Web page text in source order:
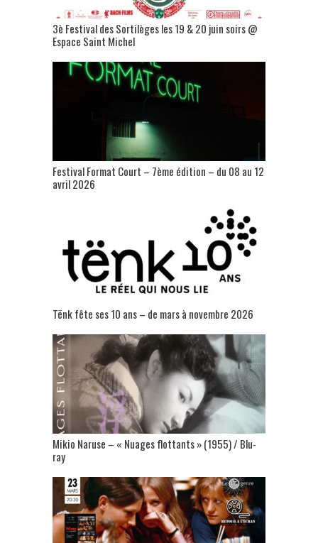
3è Festival des Sortilèges les 19 & 20 juin soirs @
Espace Saint Michel
Festival Format Court – 7ème édition – du 08 au 12
avril 2026
Tënk fête ses 10 ans – de mars à novembre 2026
Mikio Naruse – « Nuages flottants » (1955) / Blu-
ray